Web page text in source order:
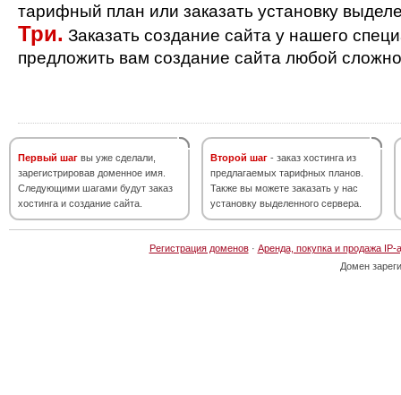
тарифный план или заказать установку
Три. Заказать создание сайта у нашего
предложить вам создание сайта любой
Первый шаг вы уже сделали,
зарегистрировав доменное имя.
Следующими шагами будут заказ
хостинга и создание сайта.
Второй шаг - заказ хостинга из
предлагаемых тарифных планов.
Также вы можете заказать у нас
установку выделенного сервера.
Регистрация доменов· Аренда, покупка и продажа IP-
Домен